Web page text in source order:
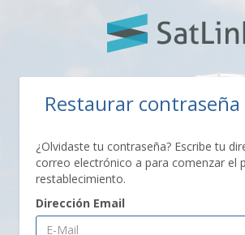
Restaurar contraseña
¿Olvidaste tu contraseña? Escribe tu
correo electrónico a para comenzar el
restablecimiento.
Dirección Email